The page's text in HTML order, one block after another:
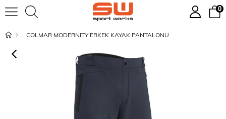
0
COLMAR MODERNITY ERKEK KAYAK PANTALONU